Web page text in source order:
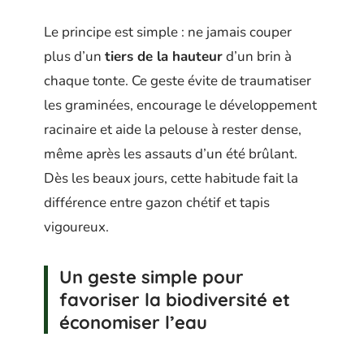
Le principe est simple : ne jamais couper
plus d’un tiers de la hauteurd’un brin à
chaque tonte. Ce geste évite de traumatiser
les graminées, encourage le développement
racinaire et aide la pelouse à rester dense,
même après les assauts d’un été brûlant.
Dès les beaux jours, cette habitude fait la
différence entre gazon chétif et tapis
vigoureux.
Un geste simple pour
favoriser la biodiversité et
économiser l’eau